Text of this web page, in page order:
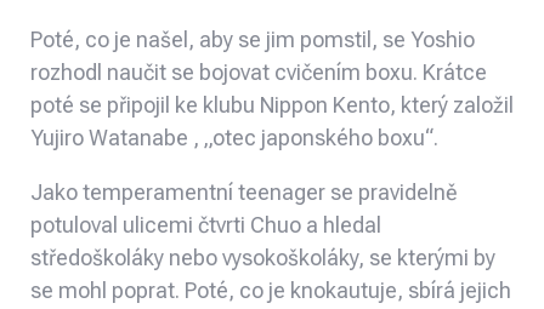
Poté, co je našel, aby se jim pomstil, se Yoshio
rozhodl naučit se bojovat cvičením boxu. Krátce
poté se připojil ke klubu Nippon Kento, který založil
Yujiro Watanabe , „otec japonského boxu“.
Jako temperamentní teenager se pravidelně
potuloval ulicemi čtvrti Chuo a hledal
středoškoláky nebo vysokoškoláky, se kterými by
se mohl poprat. Poté, co je knokautuje, sbírá jejich